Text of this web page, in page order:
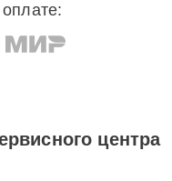
центра